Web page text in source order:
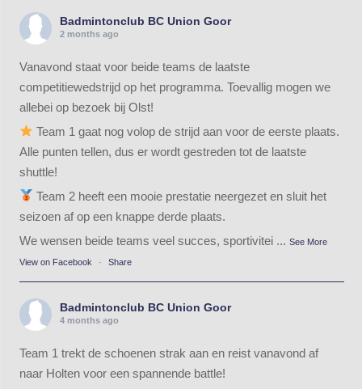
Badmintonclub BC Union Goor
2 months ago
Vanavond staat voor beide teams de laatste
competitiewedstrijd op het programma. Toevallig mogen we
allebei op bezoek bij Olst!
Team 1 gaat nog volop de strijd aan voor de eerste plaats.
Alle punten tellen, dus er wordt gestreden tot de laatste
shuttle!
Team 2 heeft een mooie prestatie neergezet en sluit het
seizoen af op een knappe derde plaats.
We wensen beide teams veel succes, sportivitei ... See More
View on Facebook · Share
Badmintonclub BC Union Goor
4 months ago
Team 1 trekt de schoenen strak aan en reist vanavond af
naar Holten voor een spannende battle!